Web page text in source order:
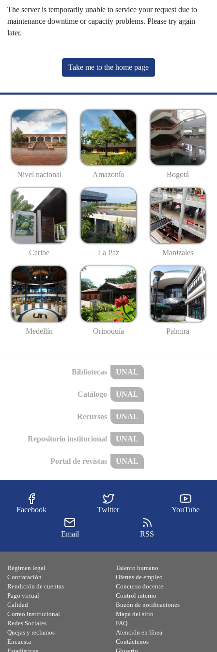
The server is temporarily unable to service your request due to
maintenance downtime or capacity problems. Please try again
later.
Take me to the home page
Nivel nacional Amazonía Bogotá
Caribe La Paz Manizales
Medellín Orinoquía Palmira
Bibliotecas UNAL
Catálogo UNAL
Recursos UNAL
Repositorio institucional UNAL
Portal de revistas UNAL
Facebook Twitter YouTube
Email RSS
Régimen legal
Contratación
Rendición de cuentas
Pago virtual
Calidad
Talento humano
Ofertas de empleo
Concurso docente
Control interno
Buzón de notificaciones
Correo institucional
Redes Sociales
Quejas y reclamos
Encuesta
Mapa del sitio
FAQ
Atención en línea
Contáctenos